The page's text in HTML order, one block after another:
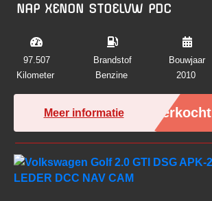
NAP XENON STOELVW PDC
97.507
Kilometer
Brandstof
Benzine
Bouwjaar
2010
Meer informatie Verkocht